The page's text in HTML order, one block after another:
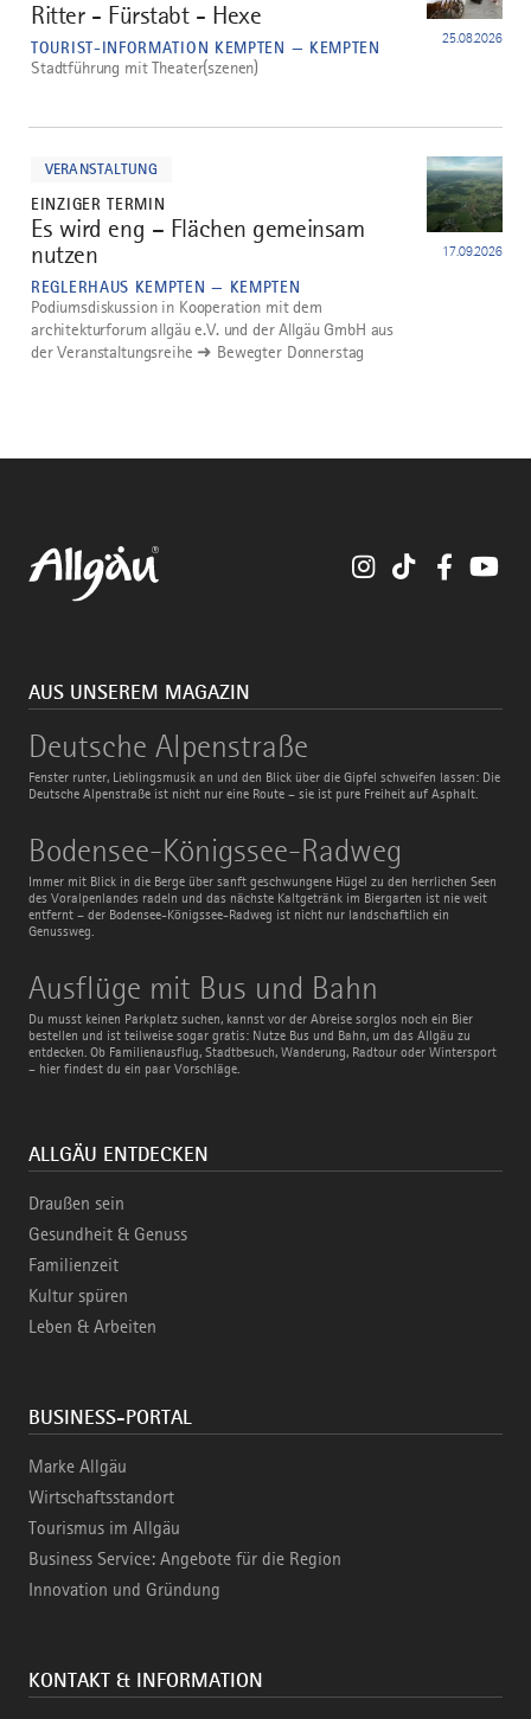
4
Ritter - Fürstabt - Hexe
TOURIST-INFORMATION KEMPTEN — KEMPTEN 25.08.2026
Stadtführung mit Theater(szenen)
VERANSTALTUNG
EINZIGER TERMIN
Es wird eng – Flächen gemeinsam
nutzen
REGLERHAUS KEMPTEN — KEMPTEN
17.09.2026
Podiumsdiskussion in Kooperation mit dem
architekturforum allgäu e.V. und der Allgäu GmbH aus
der Veranstaltungsreihe ➜ Bewegter Donnerstag
InstagramTikTok
AUS UNSEREM MAGAZIN
Deutsche Alpenstraße
Fenster runter, Lieblingsmusik an und den Blick über die Gipfel schweifen lassen: Die
Deutsche Alpenstraße ist nicht nur eine Route – sie ist pure Freiheit auf Asphalt.
Deutsche
Alpenstraße
Bodensee-Königssee-Radweg
Immer mit Blick in die Berge über sanft geschwungene Hügel zu den herrlichen Seen
des Voralpenlandes radeln und das nächste Kaltgetränk im Biergarten ist nie weit
entfernt – der Bodensee-Königssee-Radweg ist nicht nur landschaftlich ein
Genussweg.
Bodensee-
Königssee-
Radweg
Ausflüge mit Bus und Bahn
Du musst keinen Parkplatz suchen, kannst vor der Abreise sorglos noch ein Bier
bestellen und ist teilweise sogar gratis: Nutze Bus und Bahn, um das Allgäu zu
entdecken. Ob Familienausflug, Stadtbesuch, Wanderung, Radtour oder Wintersport
– hier findest du ein paar Vorschläge.
Ausflüge
mit
Bus
und
Bahn
ALLGÄU ENTDECKEN
Draußen sein
Gesundheit & Genuss
Familienzeit
Kultur spüren
Leben & Arbeiten
BUSINESS-PORTAL
Marke Allgäu
Wirtschaftsstandort
Tourismus im Allgäu
Business Service: Angebote für die Region
Innovation und Gründung
KONTAKT & INFORMATION